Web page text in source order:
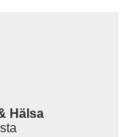
Hälsa